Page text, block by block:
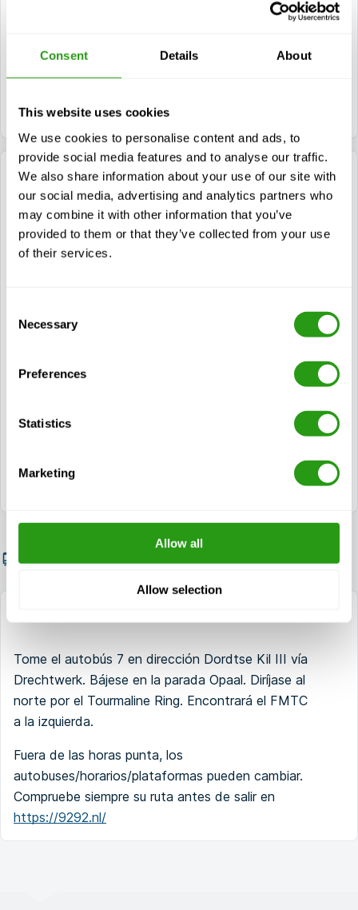
Consent Details About
This website uses cookies
We use cookies to personalise content and ads, to
provide social media features and to analyse our traffic.
We also share information about your use of our site with
our social media, advertising and analytics partners who
may combine it with other information that you’ve
provided to them or that they’ve collected from your use
of their services.
Selection
Necessary
Preferences
Statistics
Marketing
Allow all
Allow selection
Gire a la derecha en el primer cruce y gire a la
Tome el primer desvío a la derecha. FMTC se
Viajar desde Breda (A16)
Siga la A16 y tome la salida 20-'s-Gravendeel.
Gire a la izquierda en el semáforo, antes del
Gire a la derecha en el primer cruce. Continuar
Cómo llegar en transporte público
Tome el autobús 7 en dirección Dordtse Kil III vía
Drechtwerk. Bájese en la parada Opaal. Diríjase al
norte por el Tourmaline Ring. Encontrará el FMTC
a la izquierda.
Fuera de las horas punta, los
autobuses/horarios/plataformas pueden cambiar.
Compruebe siempre su ruta antes de salir en
https://9292.nl/